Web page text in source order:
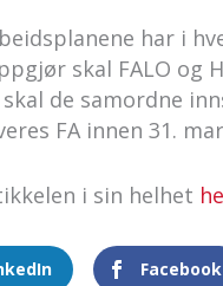
har i
skal FALO og
de samordne
FA innen 31.
i sin helhet
Facebook